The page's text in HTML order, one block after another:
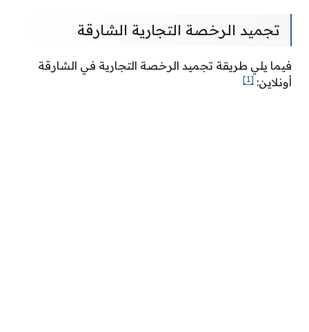
تجميد الرخصة التجارية الشارقة
فيما يلي طريقة تجميد الرخصة التجارية في الشارقة
أونلاين: [1]